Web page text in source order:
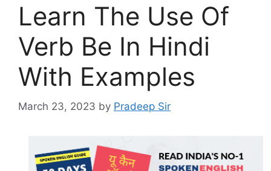
Learn The Use Of
Verb Be In Hindi
With Examples
March 23, 2023 by Pradeep Sir